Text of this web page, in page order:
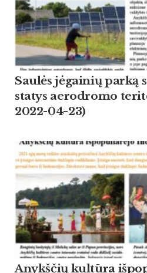
Saulės jėgainių parką
statys aerodromo
2022-04-23)
Anykščių kultūra